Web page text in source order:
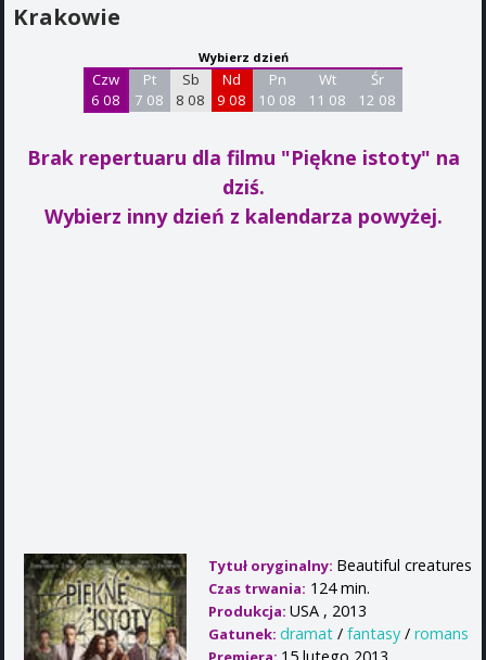
Krakowie
Wybierz dzień
Czw
6 08
Pt
7 08
Sb
8 08
Nd
9 08
Pn
10 08
Wt
11 08
Śr
12 08
Brak repertuaru dla filmu "Piękne istoty" na
dziś.
Wybierz inny dzień z kalendarza powyżej.
Tytuł oryginalny: Beautiful creatures
Czas trwania: 124 min.
Produkcja: USA , 2013
Gatunek: dramat / fantasy / romans